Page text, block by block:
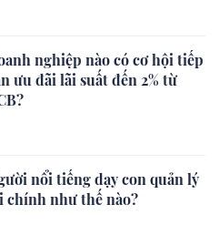
nghiệp nào có cơ hội tiếp
ưu đãi lãi suất đến 2% từ
nổi tiếng dạy con quản lý
chính như thế nào?